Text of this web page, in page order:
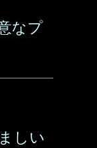
なプ
しい